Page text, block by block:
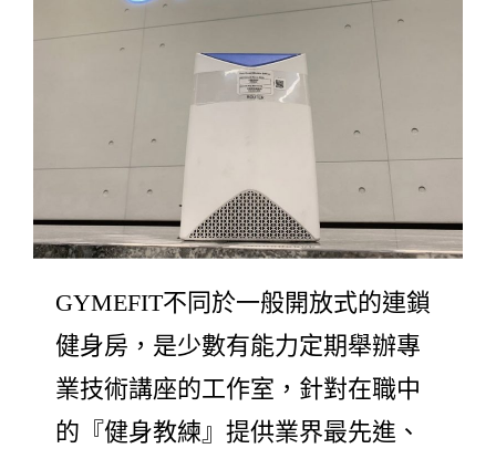
GYMEFIT不同於一般開放式的連鎖
健身房，是少數有能力定期舉辦專
業技術講座的工作室，針對在職中
的『健身教練』提供業界最先進、